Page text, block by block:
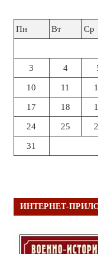
Пн
Вт Ср
3 4
10 11
17 18
24 25
31
ИНТЕРНЕТ-